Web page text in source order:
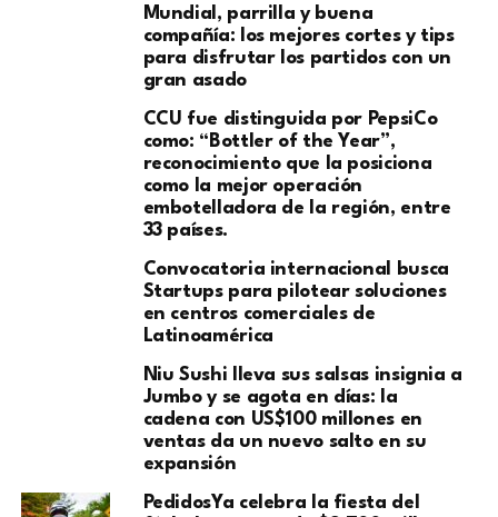
Mundial, parrilla y buena
compañía: los mejores cortes y tips
para disfrutar los partidos con un
gran asado
CCU fue distinguida por PepsiCo
como: “Bottler of the Year”,
reconocimiento que la posiciona
como la mejor operación
embotelladora de la región, entre
33 países.
Convocatoria internacional busca
Startups para pilotear soluciones
en centros comerciales de
Latinoamérica
Niu Sushi lleva sus salsas insignia a
Jumbo y se agota en días: la
cadena con US$100 millones en
ventas da un nuevo salto en su
expansión
PedidosYa celebra la fiesta del